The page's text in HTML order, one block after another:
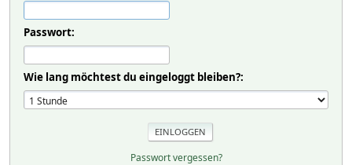
Passwort:
Wie lang möchtest du eingeloggt bleiben?:
Passwort vergessen?